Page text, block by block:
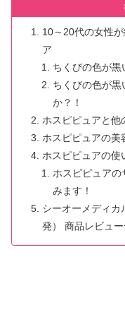
10～20代の女性
ア
ちくびの色が黒
ちくびの色が
か？！
ホスピピュアと他
ホスピピュアの美
ホスピピュアの使
ホスピピュア
みます！
シーオーメディカ
発） 商品レビュ